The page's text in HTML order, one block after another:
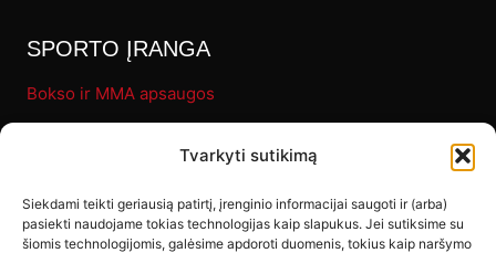
Tvarkyti sutikimą
Siekdami teikti geriausią patirtį, įrenginio informacijai saugoti ir (arba)
pasiekti naudojame tokias technologijas kaip slapukus. Jei sutiksime su
šiomis technologijomis, galėsime apdoroti duomenis, tokius kaip naršymo
SPORTO ĮRANGA
Bokso ir MMA apsaugos
Fitness
Letenos ir makivaros